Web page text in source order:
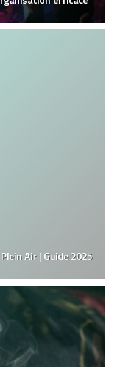
Air | Guide 2025